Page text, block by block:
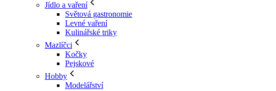
Jídlo a vaření
Světová gastronomie
Levné vaření
Kulinářské triky
Mazlíčci
Kočky
Pejskové
Hobby
Modelářství